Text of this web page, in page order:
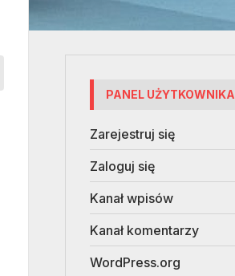
PANEL UŻYTKOWNIKA
Zarejestruj się
Zaloguj się
Kanał wpisów
Kanał komentarzy
WordPress.org